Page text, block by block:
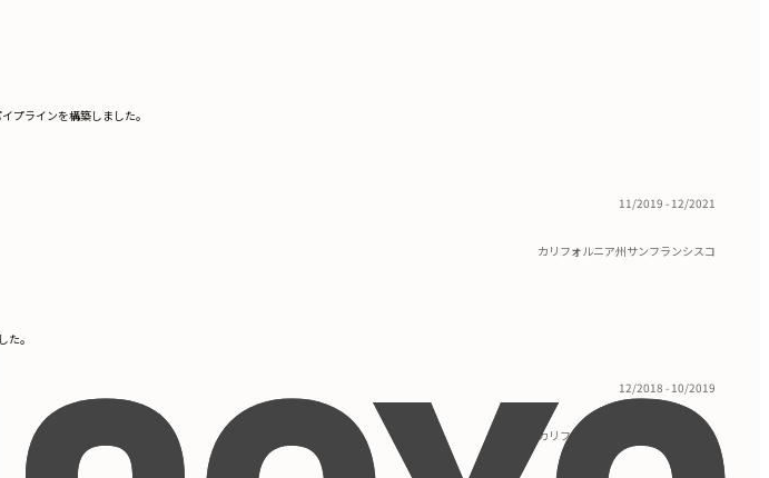
プラインを構築しました。
11/2019 - 12/2021
カリフォルニア州サンフランシスコ
。
12/2018 - 10/2019
カリフォルニア州サンフランシスコ